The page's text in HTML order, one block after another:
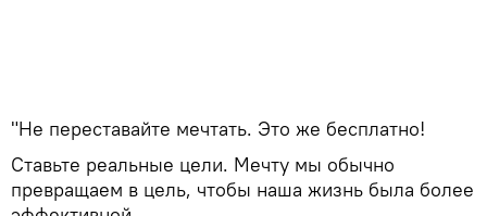
"Не переставайте мечтать. Это же бесплатно!
Ставьте реальные цели. Мечту мы обычно
превращаем в цель, чтобы наша жизнь была более